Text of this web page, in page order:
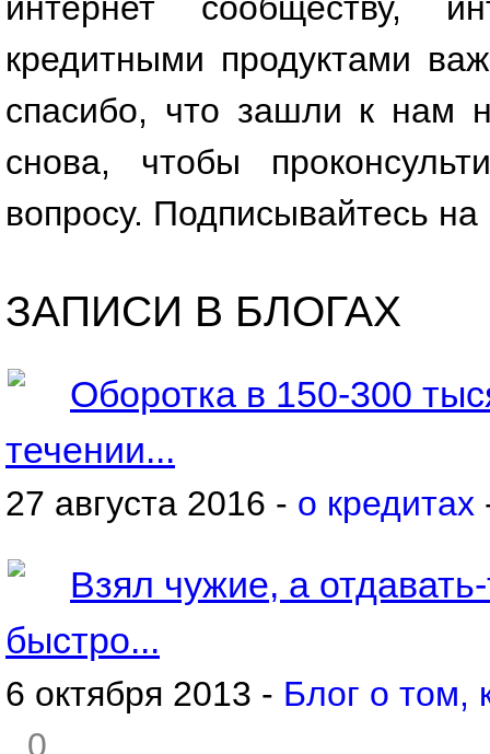
кредитными продуктами
спасибо, что зашли к нам
снова, чтобы
вопросу. Подписывайтесь
ЗАПИСИ В БЛОГАХ
Оборотка в 150-300
течении...
27 августа 2016 - о кредитах
Взял чужие, а
быстро...
6 октября 2013 - Блог о том,
0